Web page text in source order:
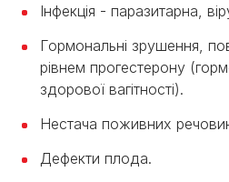
Інфекція - паразитарна,
Гормональні зрушення,
рівнем прогестерону
здорової вагітності).
Нестача поживних
Дефекти плода.